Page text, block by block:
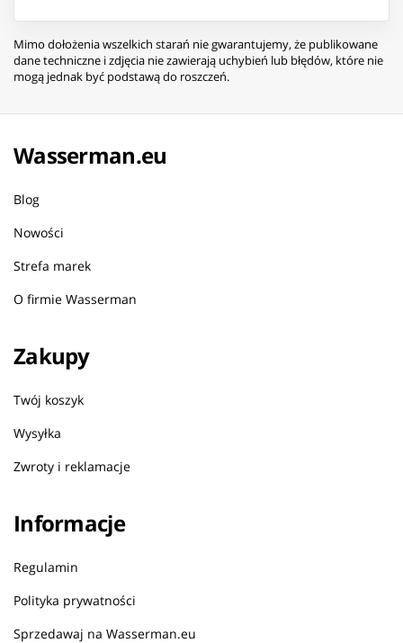
Mimo dołożenia wszelkich starań nie gwarantujemy, że publikowane
dane techniczne i zdjęcia nie zawierają uchybień lub błędów, które nie
mogą jednak być podstawą do roszczeń.
Wasserman.eu
Blog
Nowości
Strefa marek
O firmie Wasserman
Zakupy
Twój koszyk
Wysyłka
Zwroty i reklamacje
Informacje
Regulamin
Polityka prywatności
Sprzedawaj na Wasserman.eu